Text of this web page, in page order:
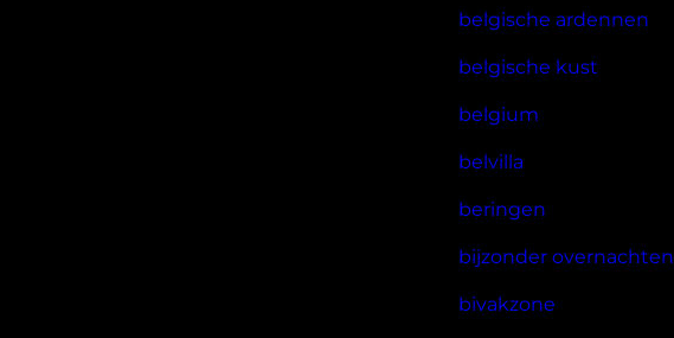
belgische ardennen
belgische kust
belgium
belvilla
beringen
bijzonder overnachten
bivakzone